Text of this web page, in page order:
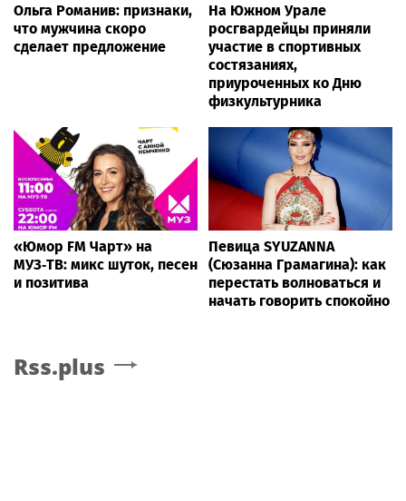
Ольга Романив: признаки,
что мужчина скоро
сделает предложение
На Южном Урале
росгвардейцы приняли
участие в спортивных
состязаниях,
приуроченных ко Дню
физкультурника
«Юмор FM Чарт» на
МУЗ‑ТВ: микс шуток, песен
и позитива
Певица SYUZANNA
(Сюзанна Грамагина): как
перестать волноваться и
начать говорить спокойно
Rss.plus